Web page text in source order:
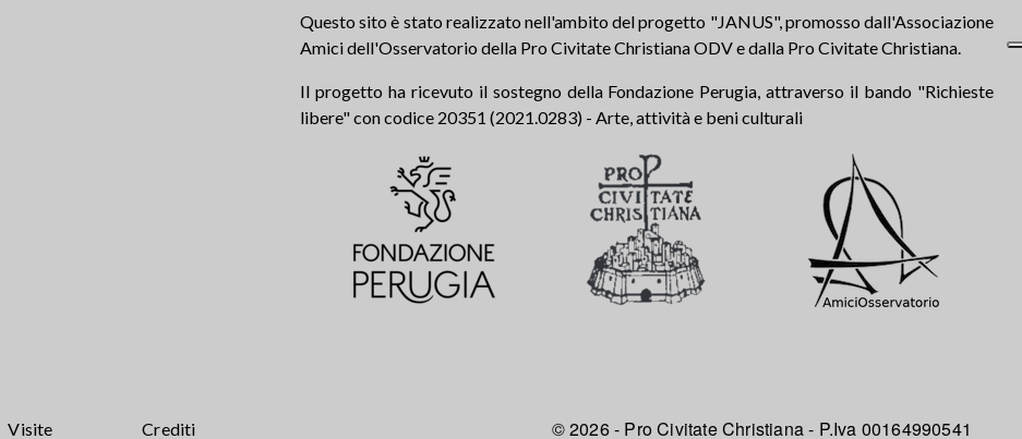
Questo sito è stato realizzato nell'ambito del progetto "JANUS", promosso dall'Associazione
Amici dell'Osservatorio della Pro Civitate Christiana ODV e dalla Pro Civitate Christiana.
Il progetto ha ricevuto il sostegno della Fondazione Perugia, attraverso il bando "Richieste
libere" con codice 20351 (2021.0283) - Arte, attività e beni culturali
Visite Crediti © 2026 - Pro Civitate Christiana - P.Iva 00164990541